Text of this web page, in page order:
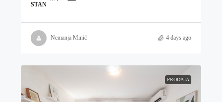
STAN
Nemanja Minić 4 days ago
PRODAJA